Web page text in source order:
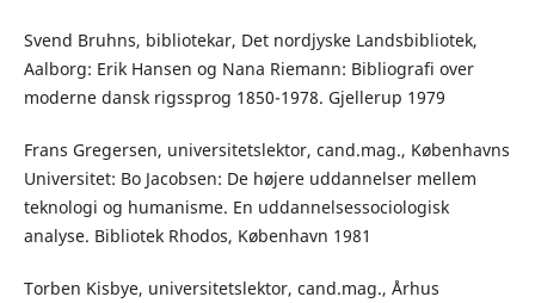
Svend Bruhns, bibliotekar, Det nordjyske Landsbibliotek,
Aalborg: Erik Hansen og Nana Riemann: Bibliografi over
moderne dansk rigssprog 1850-1978. Gjellerup 1979
Frans Gregersen, universitetslektor, cand.mag., Københavns
Universitet: Bo Jacobsen: De højere uddannelser mellem
teknologi og humanisme. En uddannelsessociologisk
analyse. Bibliotek Rhodos, København 1981
Torben Kisbye, universitetslektor, cand.mag., Århus